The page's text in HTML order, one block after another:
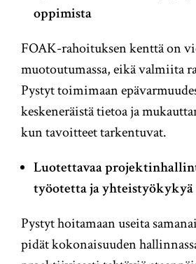
oppimista
FOAK-rahoituksen kenttä on
muotoutumassa, eikä valmiita
Pystyt toimimaan
keskeneräistä tietoa ja
kun tavoitteet tarkentuvat.
Luotettavaa
työotetta ja yhteistyökykyä
Pystyt hoitamaan useita
pidät kokonaisuuden